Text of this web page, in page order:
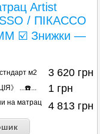
Artist
/ ПІКАССО
☑️ Знижки —
м2 3 620 грн
》 ...☎️... 1 грн
на матрац
4 813 грн